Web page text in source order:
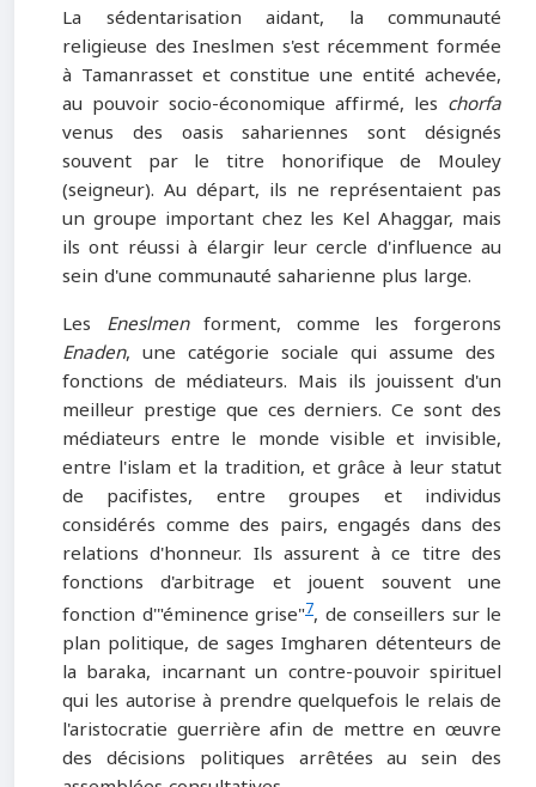
La sédentarisation aidant, la communauté
religieuse des Ineslmen s'est récemment formée
à Tamanrasset et constitue une entité achevée,
au pouvoir socio-économique affirmé, les chorfa
venus des oasis sahariennes sont désignés
souvent par le titre honorifique de Mouley
(seigneur). Au départ, ils ne représentaient pas
un groupe important chez les Kel Ahaggar, mais
ils ont réussi à élargir leur cercle d'influence au
sein d'une communauté saharienne plus large.
Les Eneslmenforment, comme les forgerons
Enaden, une catégorie sociale qui assume des
fonctions de médiateurs. Mais ils jouissent d'un
meilleur prestige que ces derniers. Ce sont des
médiateurs entre le monde visible et invisible,
entre l'islam et la tradition, et grâce à leur statut
de pacifistes, entre groupes et individus
considérés comme des pairs, engagés dans des
relations d'honneur. Ils assurent à ce titre des
fonctions d'arbitrage et jouent souvent une
fonction d'"éminence grise"7, de conseillers sur le
plan politique, de sages Imgharen détenteurs de
la baraka, incarnant un contre-pouvoir spirituel
qui les autorise à prendre quelquefois le relais de
l'aristocratie guerrière afin de mettre en œuvre
des décisions politiques arrêtées au sein des